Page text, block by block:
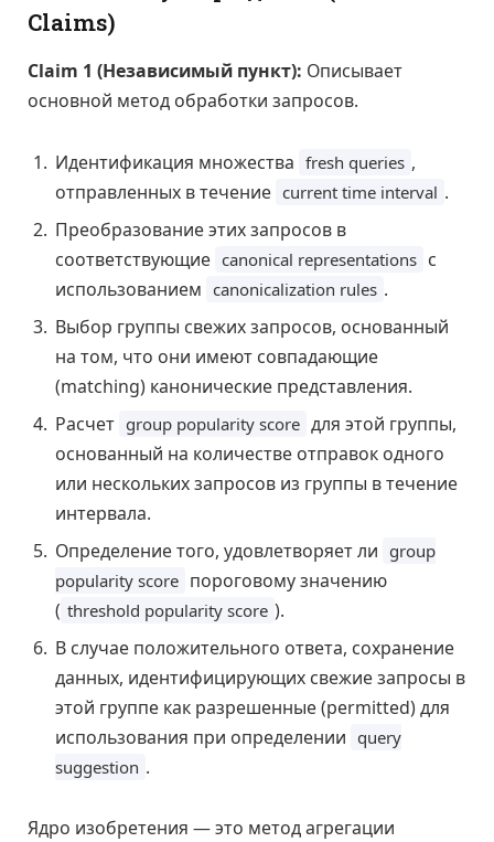
Claims)
Claim 1 (Независимый пункт): Описывает
основной метод обработки запросов.
Идентификация множества fresh queries ,
отправленных в течение current time interval .
Преобразование этих запросов в
соответствующие canonical representations с
использованием canonicalization rules .
Выбор группы свежих запросов, основанный
на том, что они имеют совпадающие
(matching) канонические представления.
Расчет group popularity score для этой группы,
основанный на количестве отправок одного
или нескольких запросов из группы в течение
интервала.
Определение того, удовлетворяет ли group
popularity score пороговому значению
( threshold popularity score ).
В случае положительного ответа, сохранение
данных, идентифицирующих свежие запросы в
этой группе как разрешенные (permitted) для
использования при определении query
suggestion .
Ядро изобретения — это метод агрегации